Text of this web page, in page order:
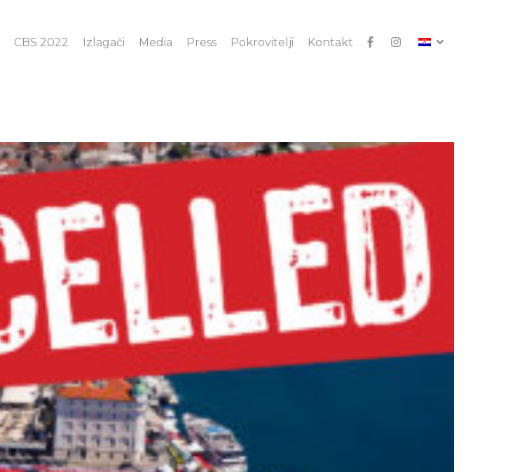
CBS 2022 Izlagači Media Press Pokrovitelji Kontakt